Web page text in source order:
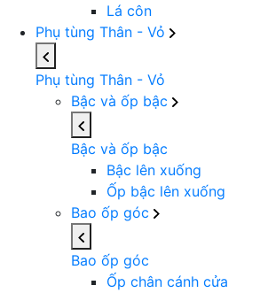
Lá côn
Phụ tùng Thân - Vỏ
Phụ tùng Thân - Vỏ
Bậc và ốp bậc
Bậc và ốp bậc
Bậc lên xuống
Ốp bậc lên xuống
Bao ốp góc
Bao ốp góc
Ốp chân cánh cửa